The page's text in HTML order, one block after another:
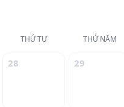
THỨ TƯ THỨ NĂM
28 29